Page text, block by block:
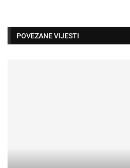
POVEZANE VIJESTI